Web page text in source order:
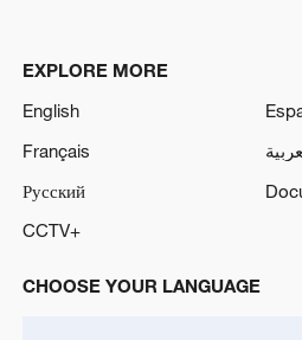
EXPLORE MORE
English
Français
Русский
CCTV+
CHOOSE YOUR LANGUAGE